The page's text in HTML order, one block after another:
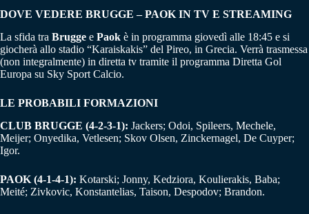
DOVE VEDERE BRUGGE – PAOK IN TV E STREAMING
La sfida tra Brugge e Paok è in programma giovedì alle 18:45 e si
giocherà allo stadio “Karaiskakis” del Pireo, in Grecia. Verrà trasmessa
(non integralmente) in diretta tv tramite il programma Diretta Gol
Europa su Sky Sport Calcio.
LE PROBABILI FORMAZIONI
CLUB BRUGGE (4-2-3-1): Jackers; Odoi, Spileers, Mechele,
Meijer; Onyedika, Vetlesen; Skov Olsen, Zinckernagel, De Cuyper;
Igor.
PAOK (4-1-4-1): Kotarski; Jonny, Kedziora, Koulierakis, Baba;
Meité; Zivkovic, Konstantelias, Taison, Despodov; Brandon.